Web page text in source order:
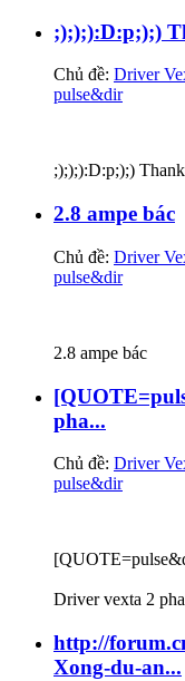
;););):D:p;);)
Chủ đề: Driver
pulse&dir
;););):D:p;);)
2.8 ampe bác
Chủ đề: Driver
pulse&dir
2.8 ampe bác
pha...
Chủ đề: Driver
pulse&dir
Driver vexta 2
http://
Xong-du-an...